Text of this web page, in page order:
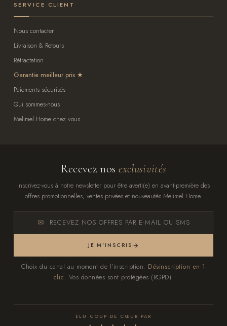
SERVICE CLIENT
Nous contacter
Livraison & Retours
Rétractation
Garantie meilleur prix
Paiements sécurisés
Qui sommes-nous
Melimel Home chez vous
Recevez nos exclusivités
Inscrivez-vous à notre newsletter pour être averti(e) en avant-première des
offres promotionnelles, ventes privées et nouveautés Melimel Home.
RECEVEZ NOS OFFRES PAR E-MAIL OU SMS
JE M'INSCRIS
Choix du canal au moment de l'inscription. Désinscription en 1
clic. Vos données sont protégées (RGPD).
ÉLU COUP DE CŒUR PAR